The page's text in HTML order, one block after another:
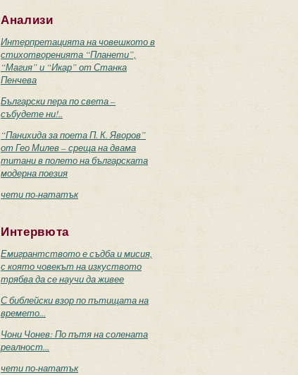
Анализи
Интерпретацията на човешкото в
стихотворенията “Планети”,
“Магия” и “Икар” от Станка
Пенчева
Български пера по света –
събудете ни!..
“Панихида за поета П. К. Яворов”
от Гео Милев – среща на двама
титани в полето на българската
модерна поезия
чети по-нататък
Интервюта
Емигрантството е съдба и мисия,
с която човекът на изкуството
трябва да се научи да живее
С библейски взор по пътищата на
времето...
Чони Чонев: По пътя на солената
реалност...
чети по-нататък